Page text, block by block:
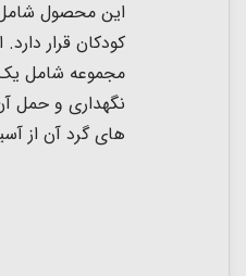
مجموعه شامل
های گرد آن از